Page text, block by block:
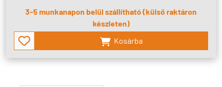
3-5 munkanapon belül szállítható (külső raktáron
készleten)
Kosárba